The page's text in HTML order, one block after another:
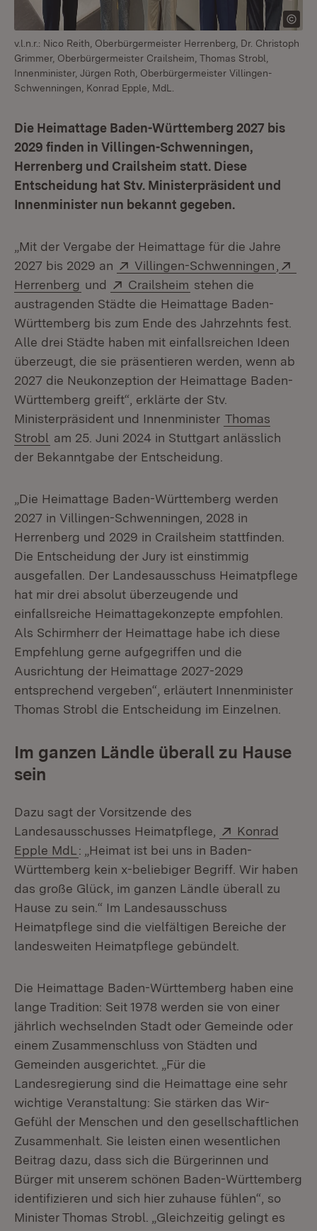
v.l.n.r.: Nico Reith, Oberbürgermeister Herrenberg, Dr. Christoph
Grimmer, Oberbürgermeister Crailsheim, Thomas Strobl,
Innenminister, Jürgen Roth, Oberbürgermeister Villingen-
Schwenningen, Konrad Epple, MdL.
Die Heimattage Baden-Württemberg 2027 bis
2029 finden in Villingen-Schwenningen,
Herrenberg und Crailsheim statt. Diese
Entscheidung hat Stv. Ministerpräsident und
Innenminister nun bekannt gegeben.
„Mit der Vergabe der Heimattage für die Jahre
2027 bis 2029 an
Extern:
Villingen-Schwenningen
Herrenberg (Öffnet in neuem Fenster)
und Extern:
Crailsheim (Öffnet in neuem
stehen die
austragenden Städte die Heimattage Baden-
Württemberg bis zum Ende des Jahrzehnts fest.
Alle drei Städte haben mit einfallsreichen Ideen
überzeugt, die sie präsentieren werden, wenn ab
2027 die Neukonzeption der Heimattage Baden-
Württemberg greift“, erklärte der Stv.
Ministerpräsident und Innenminister Thomas
Strobl am 25. Juni 2024 in Stuttgart anlässlich
der Bekanntgabe der Entscheidung.
„Die Heimattage Baden-Württemberg werden
2027 in Villingen-Schwenningen, 2028 in
Herrenberg und 2029 in Crailsheim stattfinden.
Die Entscheidung der Jury ist einstimmig
ausgefallen. Der Landesausschuss Heimatpflege
hat mir drei absolut überzeugende und
einfallsreiche Heimattagekonzepte empfohlen.
Als Schirmherr der Heimattage habe ich diese
Empfehlung gerne aufgegriffen und die
Ausrichtung der Heimattage 2027-2029
entsprechend vergeben“, erläutert Innenminister
Thomas Strobl die Entscheidung im Einzelnen.
Im ganzen Ländle überall zu Hause
sein
Dazu sagt der Vorsitzende des
Landesausschusses Heimatpflege,
Extern:
Konrad
Epple MdL (Öffnet in neuem Fenster)
: „Heimat ist bei uns in Baden-
Württemberg kein x-beliebiger Begriff. Wir haben
das große Glück, im ganzen Ländle überall zu
Hause zu sein.“ Im Landesausschuss
Heimatpflege sind die vielfältigen Bereiche der
landesweiten Heimatpflege gebündelt.
Die Heimattage Baden-Württemberg haben eine
lange Tradition: Seit 1978 werden sie von einer
jährlich wechselnden Stadt oder Gemeinde oder
einem Zusammenschluss von Städten und
Gemeinden ausgerichtet. „Für die
Landesregierung sind die Heimattage eine sehr
wichtige Veranstaltung: Sie stärken das Wir-
Gefühl der Menschen und den gesellschaftlichen
Zusammenhalt. Sie leisten einen wesentlichen
Beitrag dazu, dass sich die Bürgerinnen und
Bürger mit unserem schönen Baden-Württemberg
identifizieren und sich hier zuhause fühlen“, so
Minister Thomas Strobl. „Gleichzeitig gelingt es